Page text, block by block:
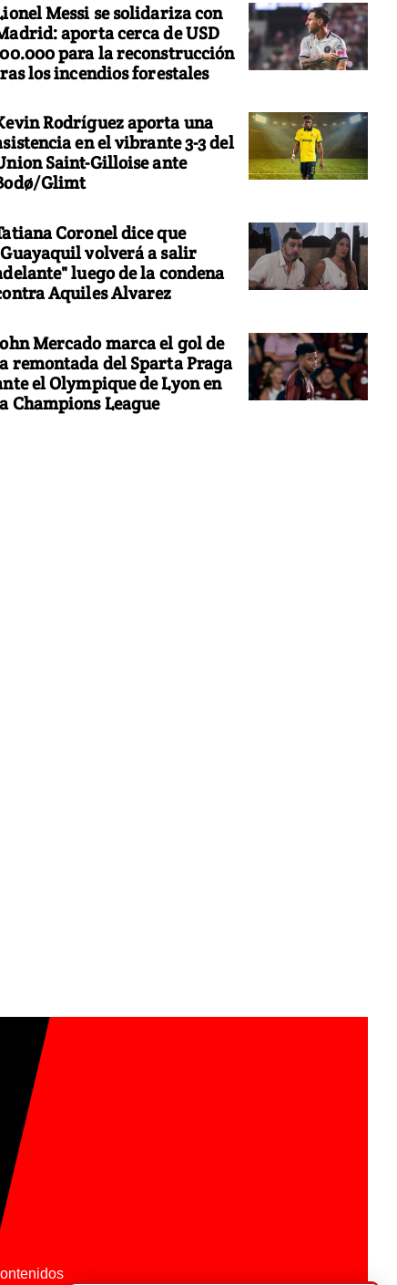
Messi se solidariza con
aporta cerca de USD
para la reconstrucción
los incendios forestales
Rodríguez aporta una
en el vibrante 3-3 del
Saint-Gilloise ante
Glimt
Coronel dice que
volverá a salir
luego de la condena
Aquiles Alvarez
Mercado marca el gol de
remontada del Sparta Praga
el Olympique de Lyon en
Champions League